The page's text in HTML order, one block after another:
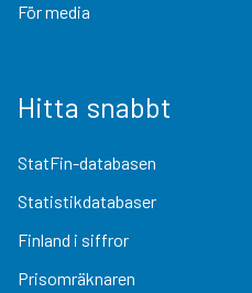
För media
Hitta snabbt
StatFin-databasen
Statistikdatabaser
Finland i siffror
Prisomräknaren